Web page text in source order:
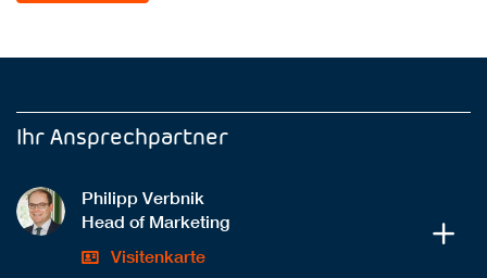
Ihr Ansprechpartner
Philipp Verbnik
Head of Marketing
Visitenkarte